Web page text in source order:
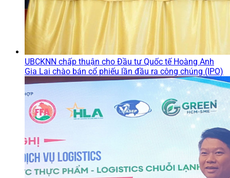
UBCKNN chấp thuận cho Đầu tư Quốc tế Hoàng Anh
Gia Lai chào bán cổ phiếu lần đầu ra công chúng (IPO)